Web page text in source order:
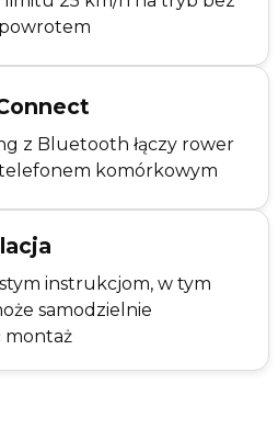
z Bluetooth łączy rower
komórkowym
instrukcjom, w tym
samodzielnie
montaż